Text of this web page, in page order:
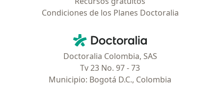
Condiciones de los Planes Doctoralia
Doctoralia - Página de inicio
Doctoralia Colombia, SAS
Tv 23 No. 97 - 73
Municipio: Bogotá D.C., Colombia